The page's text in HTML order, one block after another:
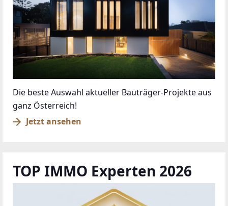
Die beste Auswahl aktueller Bauträger-Projekte aus
ganz Österreich!
Jetzt ansehen
TOP IMMO Experten 2026